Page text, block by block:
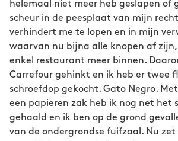
helemaal niet meer heb geslapen of
scheur in de peesplaat van mijn
verhindert me te lopen en in mijn
waarvan nu bijna alle knopen af
enkel restaurant meer binnen.
Carrefour gehinkt en ik heb er twee
schroefdop gekocht. Gato Negro.
een papieren zak heb ik nog net het
gehaald en ik ben op de grond
van de ondergrondse fuifzaal. Nu zet